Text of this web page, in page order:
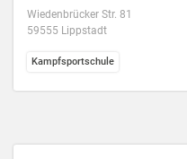
Wiedenbrücker Str. 81
59555 Lippstadt
Kampfsportschule